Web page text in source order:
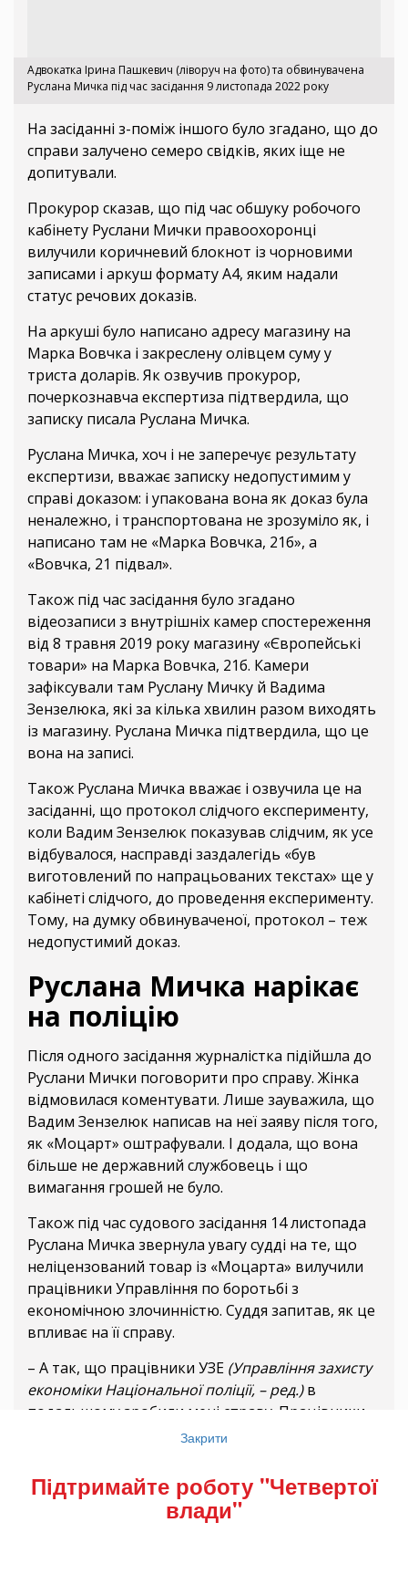
Адвокатка Ірина Пашкевич (ліворуч на фото) та обвинувачена
Руслана Мичка під час засідання 9 листопада 2022 року
На засіданні з-поміж іншого було згадано, що до
справи залучено семеро свідків, яких іще не
допитували.
Прокурор сказав, що під час обшуку робочого
кабінету Руслани Мички правоохоронці
вилучили коричневий блокнот із чорновими
записами і аркуш формату А4, яким надали
статус речових доказів.
На аркуші було написано адресу магазину на
Марка Вовчка і закреслену олівцем суму у
триста доларів. Як озвучив прокурор,
почеркознавча експертиза підтвердила, що
записку писала Руслана Мичка.
Руслана Мичка, хоч і не заперечує результату
експертизи, вважає записку недопустимим у
справі доказом: і упакована вона як доказ була
неналежно, і транспортована не зрозуміло як, і
написано там не «Марка Вовчка, 21б», а
«Вовчка, 21 підвал».
Також під час засідання було згадано
відеозаписи з внутрішніх камер спостереження
від 8 травня 2019 року магазину «Європейські
товари» на Марка Вовчка, 21б. Камери
зафіксували там Руслану Мичку й Вадима
Зензелюка, які за кілька хвилин разом виходять
із магазину. Руслана Мичка підтвердила, що це
вона на записі.
Також Руслана Мичка вважає і озвучила це на
засіданні, що протокол слідчого експерименту,
коли Вадим Зензелюк показував слідчим, як усе
відбувалося, насправді заздалегідь «був
виготовлений по напрацьованих текстах» ще у
кабінеті слідчого, до проведення експерименту.
Тому, на думку обвинуваченої, протокол – теж
недопустимий доказ.
Руслана Мичка нарікає
на поліцію
Після одного засідання журналістка підійшла до
Руслани Мички поговорити про справу. Жінка
відмовилася коментувати. Лише зауважила, що
Вадим Зензелюк написав на неї заяву після того,
як «Моцарт» оштрафували. І додала, що вона
більше не державний службовець і що
вимагання грошей не було.
Також під час судового засідання 14 листопада
Руслана Мичка звернула увагу судді на те, що
неліцензований товар із «Моцарта» вилучили
працівники Управління по боротьбі з
економічною злочинністю. Суддя запитав, як це
впливає на її справу.
– А так, що працівники УЗЕ (Управління захисту
економіки Національної поліції, – ред.)в
подальшому зробили мені справу. Працівники
УЗЕ, які не взяли якогось іншого магазину, а
Рівному, не маючи документів, не маючи землі і
не маючи взагалі ліцензії. Нагорнюк, який там
працює… без документів, – зауважила Руслана
Закрити
Підтримайте роботу "Четвертої
влади"